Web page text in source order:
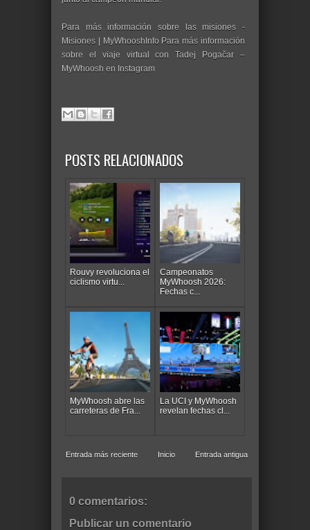
Para más información sobre las misiones -
Misiones | MyWhooshInfo Para más información
sobre el viaje virtual con Tadej Pogačar –
MyWhoosh en Instagram
POSTS RELACIONADOS
Rouvy revoluciona el
ciclismo virtu...
Campeonatos
MyWhoosh 2026:
Fechas c...
MyWhoosh abre las
carreteras de Fra...
La UCI y MyWhoosh
revelan fechas cl...
Entrada más reciente Entrada antigua
Inicio
0 comentarios:
Publicar un comentario